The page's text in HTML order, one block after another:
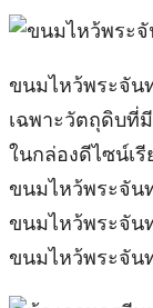
ขนมไหว้พระจัน
เฉพาะวัตถุดิบที่
ในกล่องดีไซน์เ
ขนมไหว้พระจัน
ขนมไหว้พระจัน
ขนมไหว้พระจัน